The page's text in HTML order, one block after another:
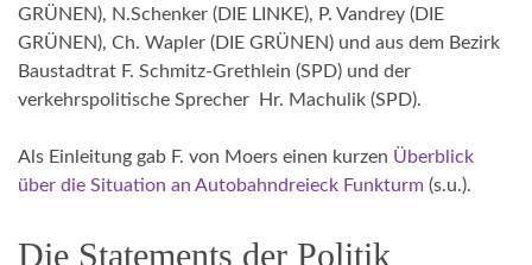
GRÜNEN), N.Schenker (DIE LINKE), P. Vandrey (DIE
GRÜNEN), Ch. Wapler (DIE GRÜNEN) und aus dem Bezirk
Baustadtrat F. Schmitz-Grethlein (SPD) und der
verkehrspolitische Sprecher Hr. Machulik (SPD).
Als Einleitung gab F. von Moers einen kurzen Überblick
über die Situation an Autobahndreieck Funkturm (s.u.).
Die Statements der Politik